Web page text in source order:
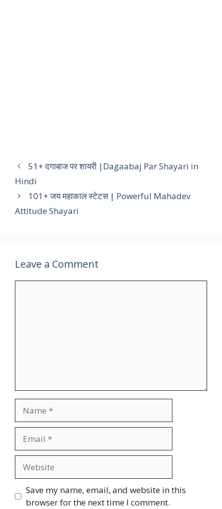
51+ दगाबाज पर शायरी |Dagaabaj Par Shayari in
Hindi
101+ जय महाकाल स्टेटस | Powerful Mahadev
Attitude Shayari
Leave a Comment
Save my name, email, and website in this
browser for the next time I comment.